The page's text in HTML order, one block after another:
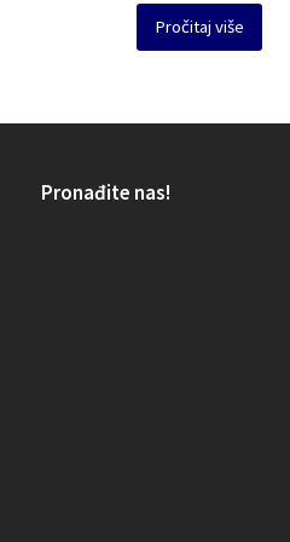
Pročitaj više
Pronađite nas!